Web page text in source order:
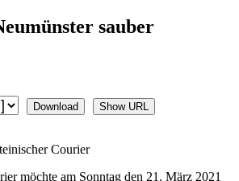
sauber
Download Show URL
Courier
möchte am Sonntag den 21. März 2021